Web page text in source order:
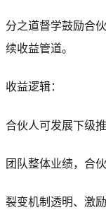
分之道督学鼓励合
续收益管道。
收益逻辑：
合伙人可发展下级
团队整体业绩，合
裂变机制透明、激